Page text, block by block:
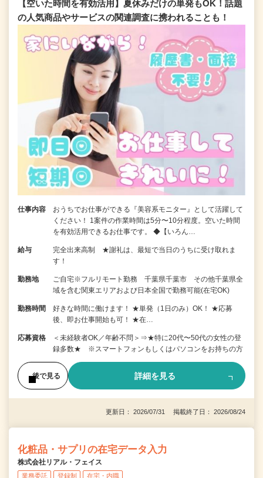
【空いた時間を有効活用】夏休みだけの単発もOK！話題
の人気商品やサービスの関連調査に携われることも！
仕事内容
おうちでお仕事ができる『美容系モニター』として活躍して
ください！ 1案件の作業時間は5分〜10分程度。空いた時間
を有効活用できるお仕事です。 ◆【いろん…
給与
完全出来高制 ★謝礼は、最短で当日のうちに受け取れま
す！
勤務地
ご自宅※フルリモート勤務 千葉県千葉市 その他千葉県全
域を含む関東エリアおよび日本全国で勤務可能(在宅OK)
勤務時間
好きな時間に働けます！ ★単発（1日のみ）OK！ ★応募
後、即お仕事開始も可！ ★在…
応募資格
＜未経験者OK／年齢不問＞⇒★特に20代〜50代の女性の登
録多数★ ※スマートフォンもしくはパソコンをお持ちの方
後で見る 詳細を見る
更新日： 2026/07/31 掲載終了日： 2026/08/24
化粧品・サプリの在宅データ入力
株式会社リアル・フェイス
業務委託 登録制 在宅・内職